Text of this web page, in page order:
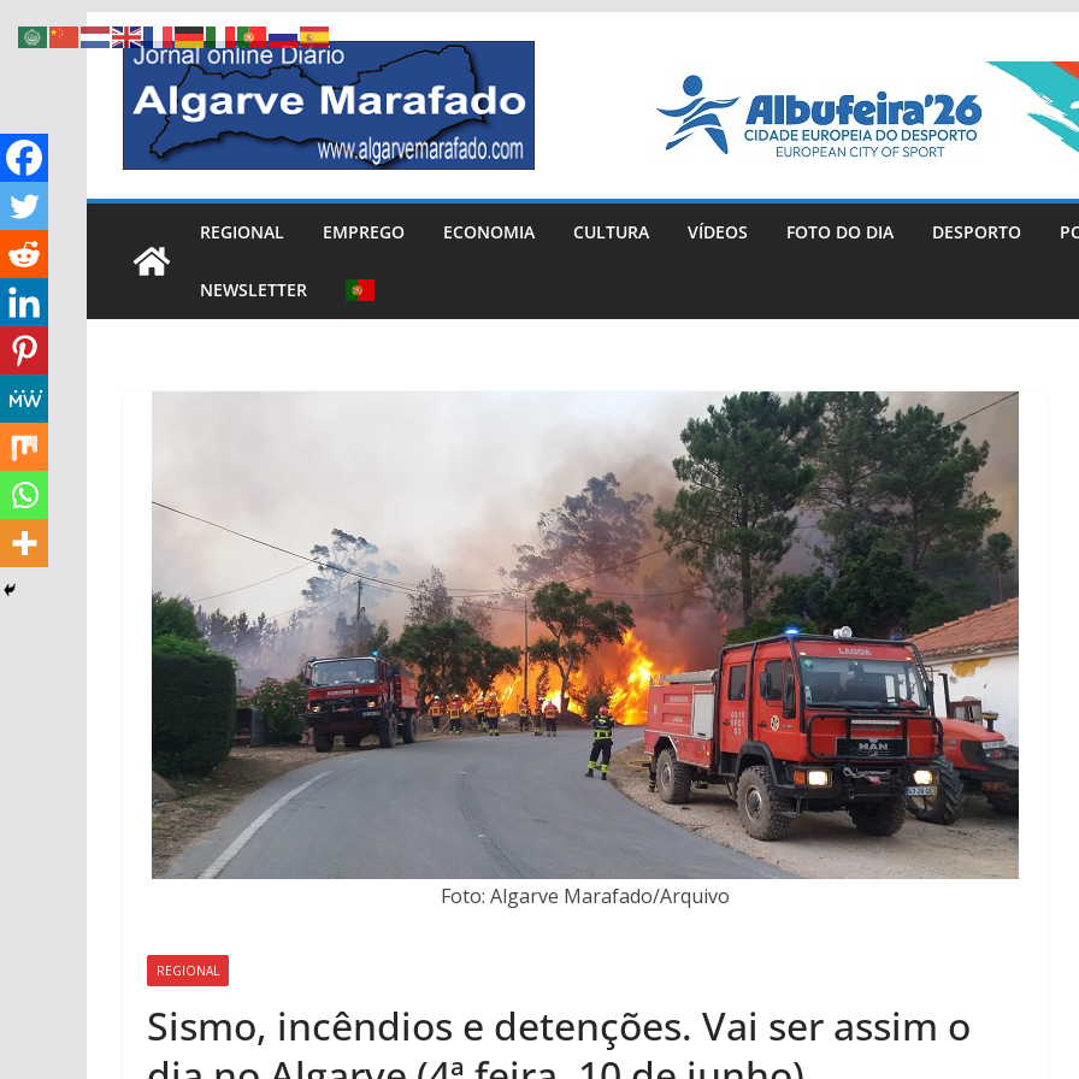
Skip
content
REGIONAL EMPREGO ECONOMIA CULTURA VÍDEOS FOTO DO DIA DESPORTO
NEWSLETTER
Foto: Algarve Marafado/Arquivo
REGIONAL
Sismo, incêndios e detenções. Vai ser assim o